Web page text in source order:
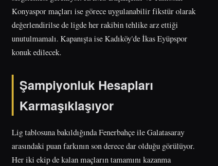
Konyaspor maçları ise görece uygulanabilir fikstür olarak
değerlendirilse de ligde her rakibin tehlike arz ettiği
unutulmamalı. Kapanışta ise Kadıköy'de İkas Eyüpspor
konuk edilecek.
Şampiyonluk Hesapları
Karmaşıklaşıyor
Lig tablosuna bakıldığında Fenerbahçe ile Galatasaray
arasındaki puan farkının son derece dar olduğu görülüyor.
Her iki ekip de kalan maçların tamamını kazanma